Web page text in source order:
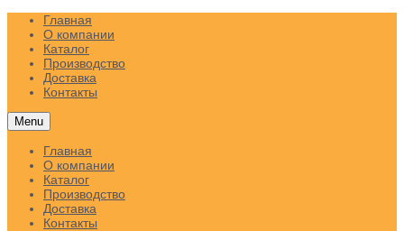
Главная
О компании
Каталог
Производство
Доставка
Контакты
Menu
Главная
О компании
Каталог
Производство
Доставка
Контакты